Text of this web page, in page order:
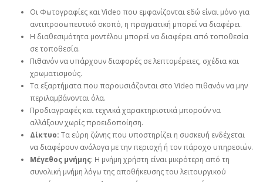
Οι Φωτογραφίες και Video που εμφανίζονται εδώ είναι μόνο για
αντιπροσωπευτικό σκοπό, η πραγματική μπορεί να διαφέρει.
Η διαθεσιμότητα μοντέλου μπορεί να διαφέρει από τοποθεσία
σε τοποθεσία.
Πιθανόν να υπάρχουν διαφορές σε λεπτομέρειες, σχέδια και
χρωματισμούς.
Τα εξαρτήματα που παρουσιάζονται στο Video πιθανόν να μην
περιλαμβάνονται όλα.
Προδιαγραφές και τεχνικά χαρακτηριστικά μπορούν να
αλλάξουν χωρίς προειδοποίηση.
Δίκτυο: Τα εύρη ζώνης που υποστηρίζει η συσκευή ενδέχεται
να διαφέρουν ανάλογα με την περιοχή ή τον πάροχο υπηρεσιών.
Μέγεθος μνήμης: Η μνήμη χρήστη είναι μικρότερη από τη
συνολική μνήμη λόγω της αποθήκευσης του λειτουργικού